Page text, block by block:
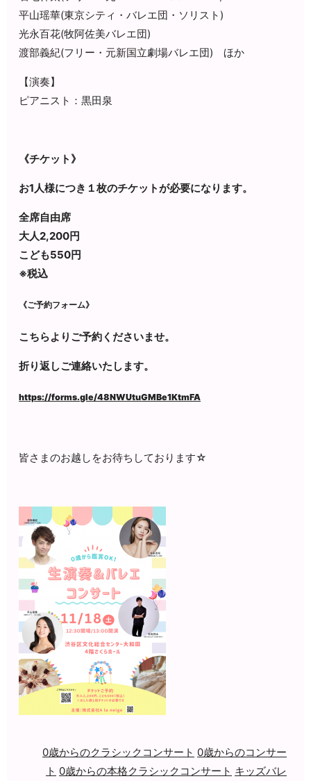
平山瑶華(東京シティ・バレエ団・ソリスト)
光永百花(牧阿佐美バレエ団)
渡部義紀(フリー・元新国立劇場バレエ団) ほか
【演奏】
ピアニスト：黒田泉
《チケット》
お1人様につき１枚のチケットが必要になります。
全席自由席
大人2,200円
こども550円
※税込
《ご予約フォーム》
こちらよりご予約くださいませ。
折り返しご連絡いたします。
https://forms.gle/48NWUtuGMBe1KtmFA
皆さまのお越しをお待ちしております☆
0歳からのクラシックコンサート 0歳からのコンサー
ト 0歳からの本格クラシックコンサート キッズバレ